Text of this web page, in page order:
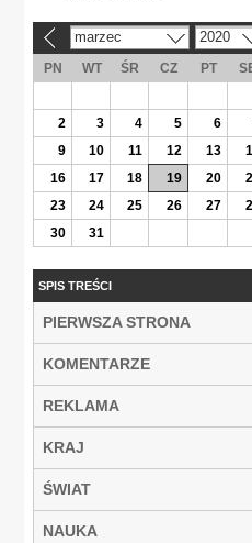
marzec 2020
PN WT ŚR CZ PT
2
3 4 5 6
9
10 11 12 13
16
17 18 19 20
23
24 25 26 27
30
31
SPIS TREŚCI
PIERWSZA STRONA
KOMENTARZE
REKLAMA
KRAJ
ŚWIAT
NAUKA